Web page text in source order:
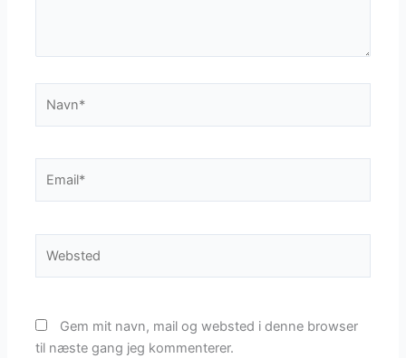
Gem mit navn, mail og websted i denne browser
til næste gang jeg kommenterer.